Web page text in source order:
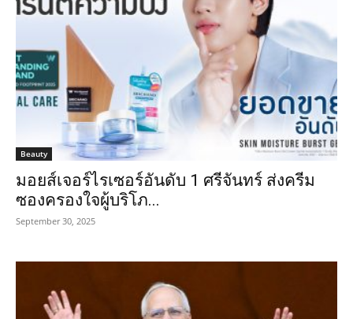
Beauty
มอยส์เจอร์ไรเซอร์อันดับ 1 ศรีจันทร์ ส่งครีม
ซองครองใจผู้บริโภ...
September 30, 2025